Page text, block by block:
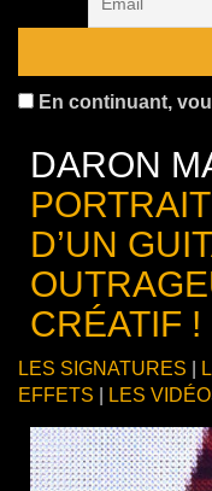
En continuant,
DARON
D’UN
CRÉATIF !
LES SIGNATURES
EFFETS
LES